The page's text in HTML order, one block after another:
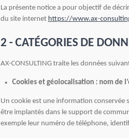
La présente notice a pour objectif de
du site internet https://www.ax-
2 - CATÉGORIES DE
AX-CONSULTING traite les données
Cookies et géolocalisation : nom de
Un cookie est une information
être implantés dans le support de
exemple leur numéro de téléphone,